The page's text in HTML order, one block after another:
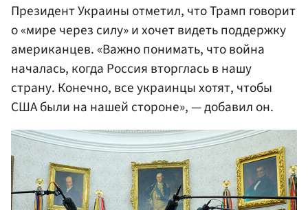
Президент Украины отметил, что Трамп говорит
о «мире через силу» и хочет видеть поддержку
американцев. «Важно понимать, что война
началась, когда Россия вторглась в нашу
страну. Конечно, все украинцы хотят, чтобы
США были на нашей стороне», — добавил он.